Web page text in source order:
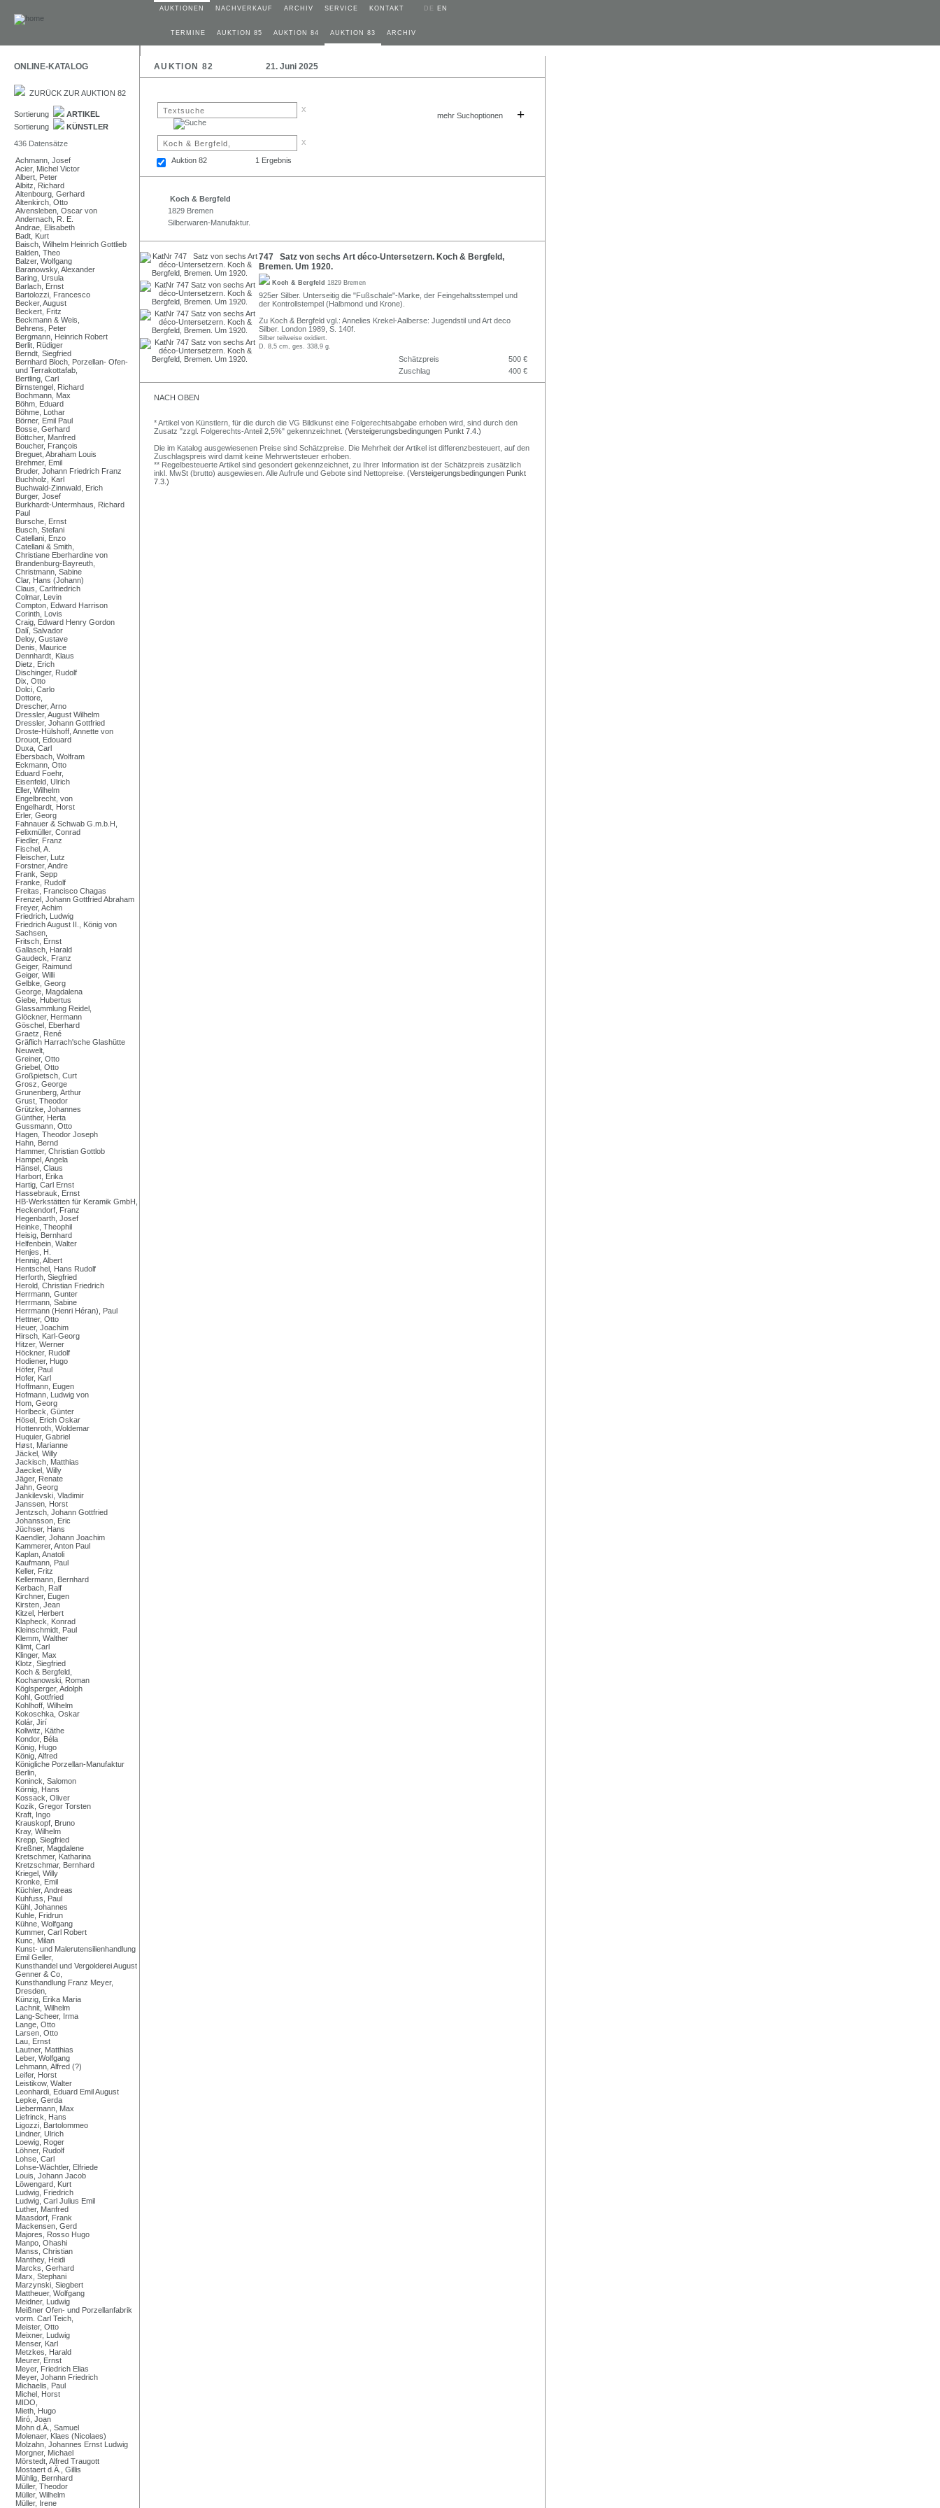
AUKTIONEN NACHVERKAUF ARCHIV SERVICE KONTAKT DE EN
TERMINE AUKTION 85 AUKTION 84 AUKTION 83 ARCHIV
ONLINE-KATALOG AUKTION 82 21. Juni 2025
ZURÜCK ZUR AUKTION 82
Sortierung
ARTIKEL
Sortierung
KÜNSTLER
436 Datensätze
Achmann, Josef
Acier, Michel Victor
Albert, Peter
Albitz, Richard
Altenbourg, Gerhard
Altenkirch, Otto
Alvensleben, Oscar von
Andernach, R. E.
Andrae, Elisabeth
Badt, Kurt
Baisch, Wilhelm Heinrich Gottlieb
Balden, Theo
Balzer, Wolfgang
Baranowsky, Alexander
Baring, Ursula
Barlach, Ernst
Bartolozzi, Francesco
Becker, August
Beckert, Fritz
Beckmann & Weis,
Behrens, Peter
Bergmann, Heinrich Robert
Berlit, Rüdiger
Berndt, Siegfried
Bernhard Bloch, Porzellan- Ofen-
und Terrakottafab,
Bertling, Carl
Birnstengel, Richard
Bochmann, Max
Böhm, Eduard
Böhme, Lothar
Börner, Emil Paul
Bosse, Gerhard
Böttcher, Manfred
Boucher, François
Breguet, Abraham Louis
Brehmer, Emil
Bruder, Johann Friedrich Franz
Buchholz, Karl
Buchwald-Zinnwald, Erich
Burger, Josef
Burkhardt-Untermhaus, Richard
Paul
Bursche, Ernst
Busch, Stefani
Catellani, Enzo
Catellani & Smith,
Christiane Eberhardine von
Brandenburg-Bayreuth,
Christmann, Sabine
Clar, Hans (Johann)
Claus, Carlfriedrich
Colmar, Levin
Compton, Edward Harrison
Corinth, Lovis
Craig, Edward Henry Gordon
Dalí, Salvador
Deloy, Gustave
Denis, Maurice
Dennhardt, Klaus
Dietz, Erich
Dischinger, Rudolf
Dix, Otto
Dolci, Carlo
Dottore,
Drescher, Arno
Dressler, August Wilhelm
Dressler, Johann Gottfried
Droste-Hülshoff, Annette von
Drouot, Edouard
Duxa, Carl
Ebersbach, Wolfram
Eckmann, Otto
Eduard Foehr,
Eisenfeld, Ulrich
Eller, Wilhelm
Engelbrecht, von
Engelhardt, Horst
Erler, Georg
Fahnauer & Schwab G.m.b.H,
Felixmüller, Conrad
Fiedler, Franz
Fischel, A.
Fleischer, Lutz
Forstner, Andre
Frank, Sepp
Franke, Rudolf
Freitas, Francisco Chagas
Frenzel, Johann Gottfried Abraham
Freyer, Achim
Friedrich, Ludwig
Friedrich August II., König von
Sachsen,
Fritsch, Ernst
Gallasch, Harald
Gaudeck, Franz
Geiger, Raimund
Geiger, Willi
Gelbke, Georg
George, Magdalena
Giebe, Hubertus
Glassammlung Reidel,
Glöckner, Hermann
Göschel, Eberhard
Graetz, René
Gräflich Harrach'sche Glashütte
Neuwelt,
Greiner, Otto
Griebel, Otto
Großpietsch, Curt
Grosz, George
Grunenberg, Arthur
Grust, Theodor
Grützke, Johannes
Günther, Herta
Gussmann, Otto
Hagen, Theodor Joseph
Hahn, Bernd
Hammer, Christian Gottlob
Hampel, Angela
Hänsel, Claus
Harbort, Erika
Hartig, Carl Ernst
Hassebrauk, Ernst
HB-Werkstätten für Keramik GmbH,
Heckendorf, Franz
Hegenbarth, Josef
Heinke, Theophil
Heisig, Bernhard
Helfenbein, Walter
Henjes, H.
Hennig, Albert
Hentschel, Hans Rudolf
Herforth, Siegfried
Herold, Christian Friedrich
Herrmann, Gunter
Herrmann, Sabine
Herrmann (Henri Héran), Paul
Hettner, Otto
Heuer, Joachim
Hirsch, Karl-Georg
Hitzer, Werner
Höckner, Rudolf
Hodiener, Hugo
Höfer, Paul
Hofer, Karl
Hoffmann, Eugen
Hofmann, Ludwig von
Hom, Georg
Horlbeck, Günter
Hösel, Erich Oskar
Hottenroth, Woldemar
Huquier, Gabriel
Høst, Marianne
Jäckel, Willy
Jackisch, Matthias
Jaeckel, Willy
Jäger, Renate
Jahn, Georg
Jankilevski, Vladimir
Janssen, Horst
Jentzsch, Johann Gottfried
Johansson, Eric
Jüchser, Hans
Kaendler, Johann Joachim
Kammerer, Anton Paul
Kaplan, Anatoli
Kaufmann, Paul
Keller, Fritz
Kellermann, Bernhard
Kerbach, Ralf
Kirchner, Eugen
Kirsten, Jean
Kitzel, Herbert
Klapheck, Konrad
Kleinschmidt, Paul
Klemm, Walther
Klimt, Carl
Klinger, Max
Klotz, Siegfried
Koch & Bergfeld,
Kochanowski, Roman
Köglsperger, Adolph
Kohl, Gottfried
Kohlhoff, Wilhelm
Kokoschka, Oskar
Kolár, Jirí
Kollwitz, Käthe
Kondor, Béla
König, Hugo
König, Alfred
Königliche Porzellan-Manufaktur
Berlin,
Koninck, Salomon
Körnig, Hans
Kossack, Oliver
Kozik, Gregor Torsten
Kraft, Ingo
Krauskopf, Bruno
Kray, Wilhelm
Krepp, Siegfried
Kreßner, Magdalene
Kretschmer, Katharina
Kretzschmar, Bernhard
Kriegel, Willy
Kronke, Emil
Küchler, Andreas
Kuhfuss, Paul
Kühl, Johannes
Kuhle, Fridrun
Kühne, Wolfgang
Kummer, Carl Robert
Kunc, Milan
Kunst- und Malerutensilienhandlung
Emil Geller,
Kunsthandel und Vergolderei August
Genner & Co,
Kunsthandlung Franz Meyer,
Dresden,
Künzig, Erika Maria
Lachnit, Wilhelm
Lang-Scheer, Irma
Lange, Otto
Larsen, Otto
Lau, Ernst
Lautner, Matthias
Leber, Wolfgang
Lehmann, Alfred (?)
Leifer, Horst
Leistikow, Walter
Leonhardi, Eduard Emil August
Lepke, Gerda
Liebermann, Max
Liefrinck, Hans
Ligozzi, Bartolommeo
Lindner, Ulrich
Loewig, Roger
Löhner, Rudolf
Lohse, Carl
Lohse-Wächtler, Elfriede
Louis, Johann Jacob
Löwengard, Kurt
Ludwig, Friedrich
Ludwig, Carl Julius Emil
Luther, Manfred
Maasdorf, Frank
Mackensen, Gerd
Majores, Rosso Hugo
Manpo, Ohashi
Manss, Christian
Manthey, Heidi
Marcks, Gerhard
Marx, Stephani
Marzynski, Siegbert
Mattheuer, Wolfgang
Meidner, Ludwig
Meißner Ofen- und Porzellanfabrik
vorm. Carl Teich,
Meister, Otto
Meixner, Ludwig
Menser, Karl
Metzkes, Harald
Meurer, Ernst
Meyer, Friedrich Elias
Meyer, Johann Friedrich
Michaelis, Paul
Michel, Horst
MIDO,
Mieth, Hugo
Miró, Joan
Mohn d.Ä., Samuel
Molenaer, Klaes (Nicolaes)
Molzahn, Johannes Ernst Ludwig
Morgner, Michael
Mörstedt, Alfred Traugott
Mostaert d.Ä., Gillis
Mühlig, Bernhard
Müller, Theodor
Müller, Wilhelm
Müller, Irene
x
mehr Suchoptionen +
x
Auktion 82 1 Ergebnis
Koch & Bergfeld
1829 Bremen
Silberwaren-Manufaktur.
747 Satz von sechs Art déco-Untersetzern. Koch & Bergfeld,
Bremen. Um 1920.
Koch & Bergfeld 1829 Bremen
925er Silber. Unterseitig die "Fußschale"-Marke, der Feingehaltsstempel und
der Kontrollstempel (Halbmond und Krone).
Zu Koch & Bergfeld vgl.: Annelies Krekel-Aalberse: Jugendstil und Art deco
Silber. London 1989, S. 140f.
Silber teilweise oxidiert.
D. 8,5 cm, ges. 338,9 g.
Schätzpreis
500 €
Zuschlag
400 €
NACH OBEN
* Artikel von Künstlern, für die durch die VG Bildkunst eine Folgerechtsabgabe erhoben wird, sind durch den
Zusatz "zzgl. Folgerechts-Anteil 2,5%" gekennzeichnet. (Versteigerungsbedingungen Punkt 7.4.)
Die im Katalog ausgewiesenen Preise sind Schätzpreise. Die Mehrheit der Artikel ist differenzbesteuert, auf den
Zuschlagspreis wird damit keine Mehrwertsteuer erhoben.
** Regelbesteuerte Artikel sind gesondert gekennzeichnet, zu Ihrer Information ist der Schätzpreis zusätzlich
inkl. MwSt (brutto) ausgewiesen. Alle Aufrufe und Gebote sind Nettopreise. (Versteigerungsbedingungen Punkt
7.3.)